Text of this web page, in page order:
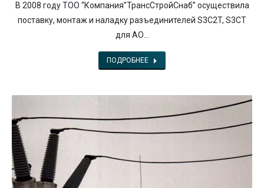
В 2008 году ТОО “Компания”ТрансСтройСнаб” осуществила
поставку, монтаж и наладку разъединителей S3C2T, S3CT
для АО…
ПОДРОБНЕЕ